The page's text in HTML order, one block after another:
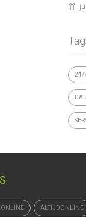
24/
ALTIJDONLINE